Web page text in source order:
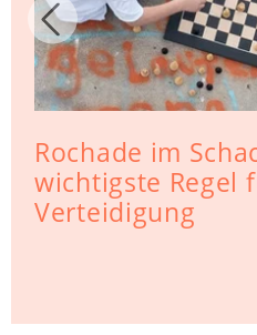
Rochade im
wichtigste Regel
Verteidigung